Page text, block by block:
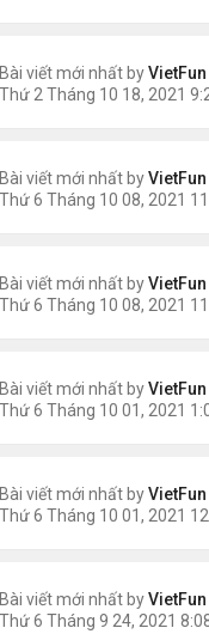
Bài viết mới nhất byVietFun
Bài viết mới nhất byVietFun
Bài viết mới nhất byVietFun
Bài viết mới nhất byVietFun
Bài viết mới nhất byVietFun
Bài viết mới nhất byVietFun